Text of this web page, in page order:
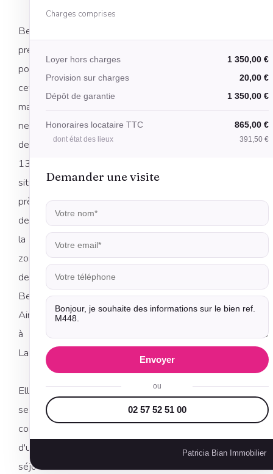
Belles
prestations
pour
cette
maison
neuve
de
130m²
située
près
de
la
zone
de
Bel
Air
à
Landerneau.
Elle
se
compose
d'un
séjour
Charges comprises
Loyer hors charges
1 350,00 €
Provision sur charges
20,00 €
Dépôt de garantie
1 350,00 €
Honoraires locataire TTC 865,00 €
dont état des lieux 391,50 €
Demander une visite
Envoyer
ou
02 57 52 51 00
Patricia Bian Immobilier